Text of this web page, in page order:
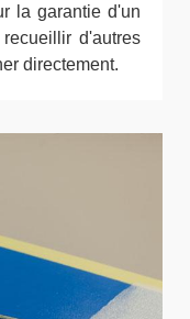
la garantie d'un
d'autres
directement.